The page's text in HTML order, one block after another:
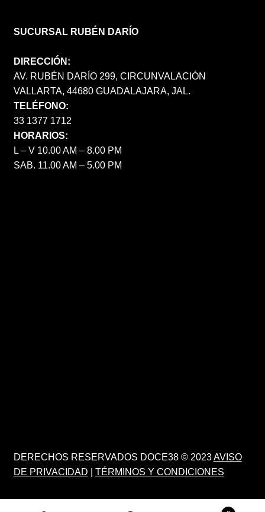
SUCURSAL RUBÉN DARÍO
DIRECCIÓN:
AV. RUBÉN DARÍO 299, CIRCUNVALACIÓN
VALLARTA, 44680 GUADALAJARA, JAL.
TELÉFONO:
33 1377 1712
HORARIOS:
L – V 10.00 AM – 8.00 PM
SAB. 11.00 AM – 5.00 PM
DERECHOS RESERVADOS DOCE38 © 2023AVISO
DE PRIVACIDAD
TÉRMINOS Y CONDICIONES